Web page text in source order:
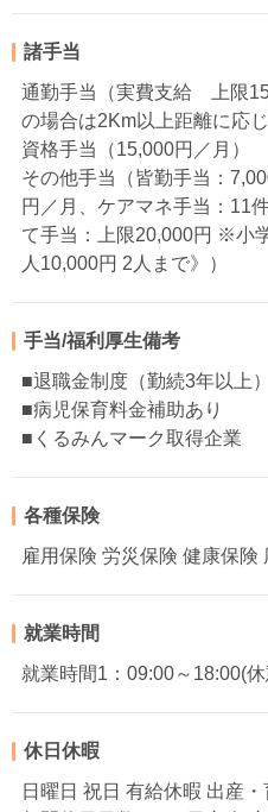
諸手当
通勤手当（実費支給 上限
の場合は2Km以上距離に応じ
資格手当（15,000円／月）
その他手当（皆勤手当：
円／月、ケアマネ手当：11
て手当：上限20,000円 ※小
人10,000円 2人まで》）
手当/福利厚生備考
■退職金制度（勤続3年以上）
■病児保育料金補助あり
■くるみんマーク取得企業
各種保険
雇用保険 労災保険 健康保険
就業時間
就業時間1：09:00～18:00(
休日休暇
日曜日 祝日 有給休暇 出産